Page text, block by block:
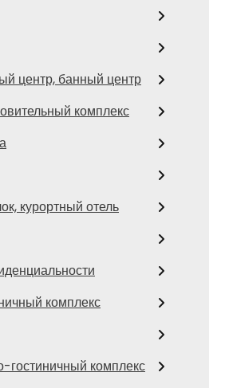
центр, банный центр
комплекс
курортный отель
комплекс
гостиничный комплекс